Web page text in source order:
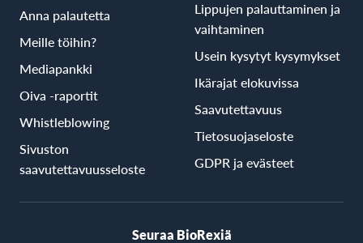
Anna palautetta
Meille töihin?
Mediapankki
Oiva -raportit
Whistleblowing
Sivuston
saavutettavuusseloste
Lippujen palauttaminen ja
vaihtaminen
Usein kysytyt kysymykset
Ikärajat elokuvissa
Saavutettavuus
Tietosuojaseloste
GDPR ja evästeet
Seuraa BioRexiä